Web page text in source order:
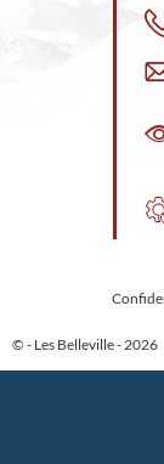
© - Les Belleville - 2026